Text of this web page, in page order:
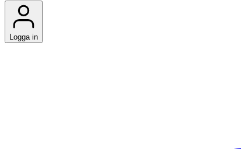
Logga in